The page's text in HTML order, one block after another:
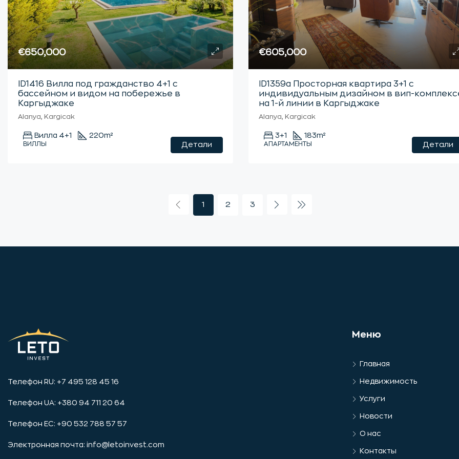
€650,000
ID1416 Вилла под гражданство 4+1 с
бассейном и видом на побережье в
Каргыджаке
Alanya, Kargicak
Вилла 4+1 220m²
ВИЛЛЫ Детали
€605,000
ID1359а Просторная квартира 3+1 с
индивидуальным дизайном в вип-
на 1-й линии в Каргыджаке
Alanya, Kargicak
3+1 183m²
АПАРТАМЕНТЫ Детали
1 2 3
Телефон RU: +7 495 128 45 16
Телефон UA: +380 94 711 20 64
Телефон ЕС: +90 532 788 57 57
Электронная почта: info@letoinvest.com
Меню
Главная
Недвижимость
Услуги
Новости
О нас
Контакты